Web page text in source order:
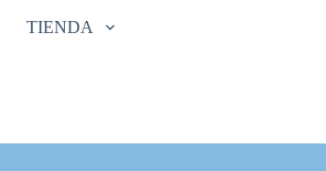
TIENDA